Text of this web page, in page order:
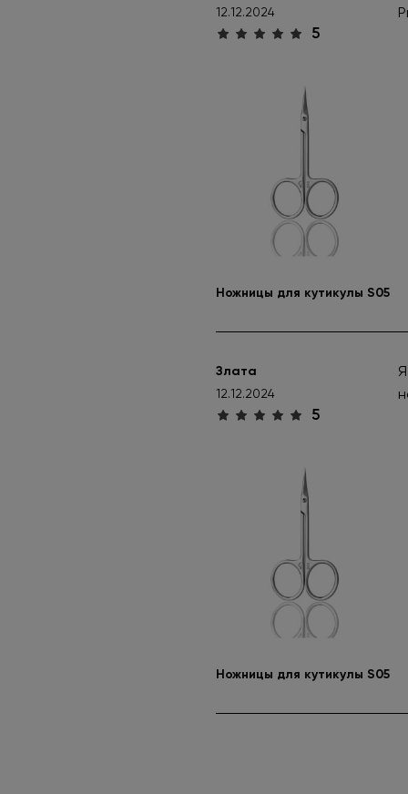
12.12.2024
5
Ножницы для кутикулы S05
Злата
12.12.2024
5
Ножницы для кутикулы S05